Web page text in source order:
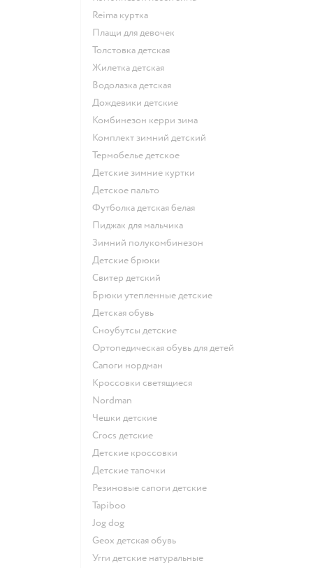
Reima куртка
Плащи для девочек
Толстовка детская
Жилетка детская
Водолазка детская
Дождевики детские
Комбинезон керри зима
Комплект зимний детский
Термобелье детское
Детские зимние куртки
Детское пальто
Футболка детская белая
Пиджак для мальчика
Зимний полукомбинезон
Детские брюки
Свитер детский
Брюки утепленные детские
Детская обувь
Сноубутсы детские
Ортопедическая обувь для детей
Сапоги нордман
Кроссовки светящиеся
Nordman
Чешки детские
Crocs детские
Детские кроссовки
Детские тапочки
Резиновые сапоги детские
Tapiboo
Jog dog
Geox детская обувь
Угги детские натуральные